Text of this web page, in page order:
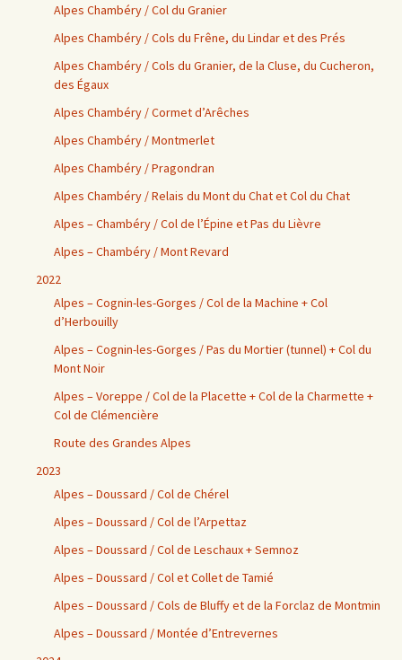
Alpes Chambéry / Col du Granier
Alpes Chambéry / Cols du Frêne, du Lindar et des Prés
Alpes Chambéry / Cols du Granier, de la Cluse, du Cucheron,
des Égaux
Alpes Chambéry / Cormet d’Arêches
Alpes Chambéry / Montmerlet
Alpes Chambéry / Pragondran
Alpes Chambéry / Relais du Mont du Chat et Col du Chat
Alpes – Chambéry / Col de l’Épine et Pas du Lièvre
Alpes – Chambéry / Mont Revard
2022
Alpes – Cognin-les-Gorges / Col de la Machine + Col
d’Herbouilly
Alpes – Cognin-les-Gorges / Pas du Mortier (tunnel) + Col du
Mont Noir
Alpes – Voreppe / Col de la Placette + Col de la Charmette +
Col de Clémencière
Route des Grandes Alpes
2023
Alpes – Doussard / Col de Chérel
Alpes – Doussard / Col de l’Arpettaz
Alpes – Doussard / Col de Leschaux + Semnoz
Alpes – Doussard / Col et Collet de Tamié
Alpes – Doussard / Cols de Bluffy et de la Forclaz de Montmin
Alpes – Doussard / Montée d’Entrevernes